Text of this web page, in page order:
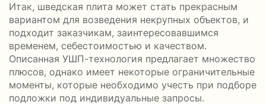
Итак, шведская плита может стать прекрасным
вариантом для возведения некрупных объектов, и
подходит заказчикам, заинтересовавшимся
временем, себестоимостью и качеством.
Описанная УШП-технология предлагает множество
плюсов, однако имеет некоторые ограничительные
моменты, которые необходимо учесть при подборе
подложки под индивидуальные запросы.